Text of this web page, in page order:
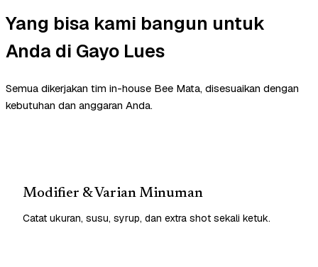
Yang bisa kami bangun untuk
Anda di Gayo Lues
Semua dikerjakan tim in-house Bee Mata, disesuaikan dengan
kebutuhan dan anggaran Anda.
Modifier & Varian Minuman
Catat ukuran, susu, syrup, dan extra shot sekali ketuk.